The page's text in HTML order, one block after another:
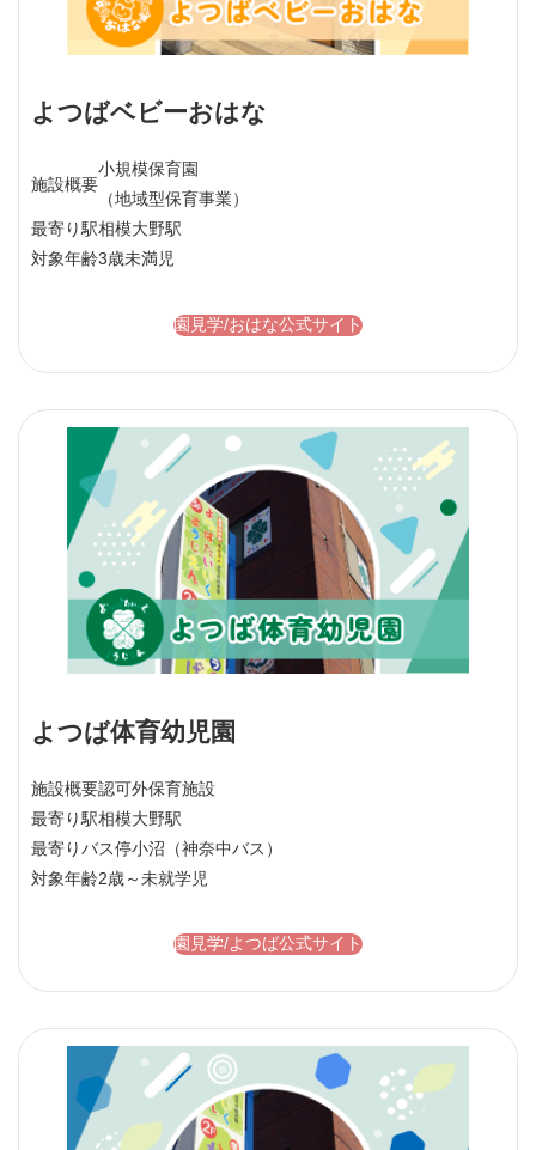
よつばベビーおはな
施設概要
小規模保育園
（地域型保育事業）
最寄り駅相模大野駅
対象年齢3歳未満児
園見学/おはな公式サイト
よつば体育幼児園
施設概要認可外保育施設
最寄り駅相模大野駅
最寄りバス停小沼（神奈中バス）
対象年齢2歳～未就学児
園見学/よつば公式サイト